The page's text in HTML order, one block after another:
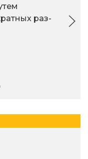
раз­